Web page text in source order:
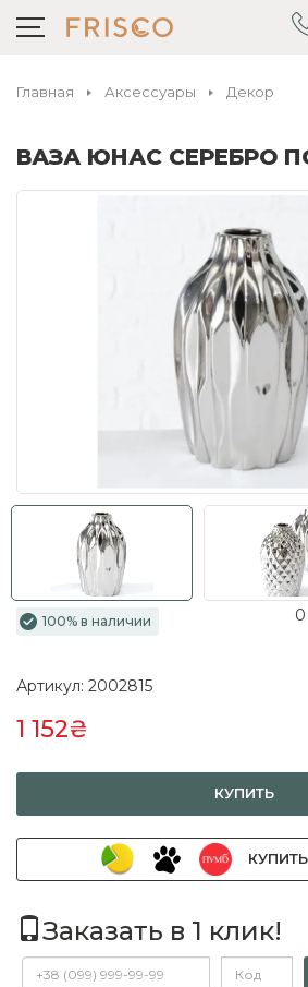
Главная Аксессуары Декор
ВАЗА ЮНАС СЕРЕБРО
100% в наличии
Артикул: 2002815
1 152₴
КУПИТЬ
Заказать в 1 клик!